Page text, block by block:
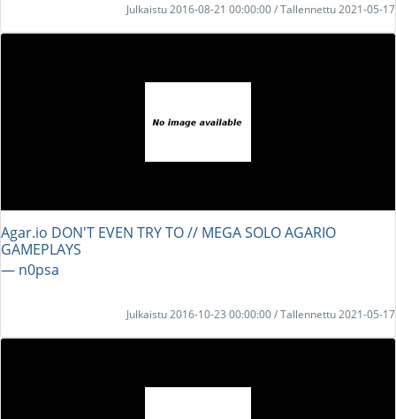
Julkaistu 2016-08-21 00:00:00 / Tallennettu 2021-05-17
Agar.io DON'T EVEN TRY TO // MEGA SOLO AGARIO
GAMEPLAYS
― n0psa
Julkaistu 2016-10-23 00:00:00 / Tallennettu 2021-05-17